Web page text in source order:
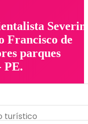
Francisco de
parques
PE.